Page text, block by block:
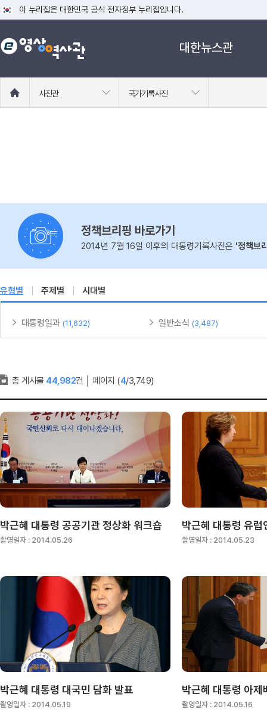
이 누리집은 대한민국 공식 전자정부 누리집입니다.
공식 누리집 주소 확인하기
go.kr 주소를 사용하는 누리집은 대한민국 정부기관이 관리하는 누리집입니
대한뉴스관
로
사진관 국가기록사진
정책브리핑 바로가기
2014년 7월 16일 이후의 대통령기록사진은 '정책브
유형별 주제별 시대별
대통령일과 (11,632) 일반소식 (3,487)
총 게시물 44,982건 페이지 (4/3,749)
박근혜 대통령 공공기관 정상화 워크숍
촬영일자 : 2014.05.26 촬영일자 : 2014.05.23
박근혜 대통령 대국민 담화 발표
촬영일자 : 2014.05.19 촬영일자 : 2014.05.16